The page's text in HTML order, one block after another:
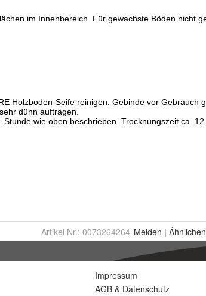
Artikel Nr.: 0073264264 Melden | Ähnlichen
Impressum
AGB & Datenschutz